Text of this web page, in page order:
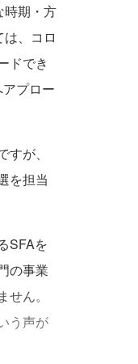
時期・方
、コロ
ドでき
プロー
が、
を担当
SFAを
の事業
ん。
う声が